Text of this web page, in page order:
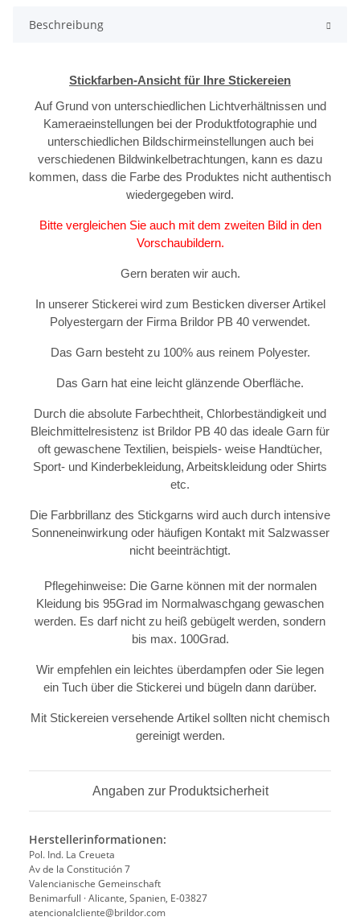
Beschreibung
Stickfarben-Ansicht für Ihre Stickereien
Auf Grund von unterschiedlichen Lichtverhältnissen und
Kameraeinstellungen bei der Produktfotographie und
unterschiedlichen Bildschirmeinstellungen auch bei
verschiedenen Bildwinkelbetrachtungen, kann es dazu
kommen, dass die Farbe des Produktes nicht authentisch
wiedergegeben wird.
Bitte vergleichen Sie auch mit dem zweiten Bild in den
Vorschaubildern.
Gern beraten wir auch.
In unserer Stickerei wird zum Besticken diverser Artikel
Polyestergarn der Firma Brildor PB 40 verwendet.
Das Garn besteht zu 100% aus reinem Polyester.
Das Garn hat eine leicht glänzende Oberfläche.
Durch die absolute Farbechtheit, Chlorbeständigkeit und
Bleichmittelresistenz ist Brildor PB 40 das ideale Garn für
oft gewaschene Textilien, beispiels- weise Handtücher,
Sport- und Kinderbekleidung, Arbeitskleidung oder Shirts
etc.
Die Farbbrillanz des Stickgarns wird auch durch intensive
Sonneneinwirkung oder häufigen Kontakt mit Salzwasser
nicht beeinträchtigt.
Pflegehinweise: Die Garne können mit der normalen
Kleidung bis 95Grad im Normalwaschgang gewaschen
werden. Es darf nicht zu heiß gebügelt werden, sondern
bis max. 100Grad.
Wir empfehlen ein leichtes überdampfen oder Sie legen
ein Tuch über die Stickerei und bügeln dann darüber.
Mit Stickereien versehende Artikel sollten nicht chemisch
gereinigt werden.
Angaben zur Produktsicherheit
Herstellerinformationen:
Pol. Ind. La Creueta
Av de la Constitución 7
Valencianische Gemeinschaft
Benimarfull · Alicante, Spanien, E-03827
atencionalcliente@brildor.com